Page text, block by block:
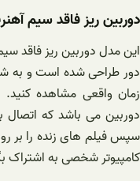
دوربین ریز فاقد سیم
این مدل دوربین ریز فاقد
دور طراحی شده است و به
زمان واقعی مشاهده
دوربین می باشد که اتصال
سپس فیلم های زنده را بر
کامپیوتر شخصی به اشتراک